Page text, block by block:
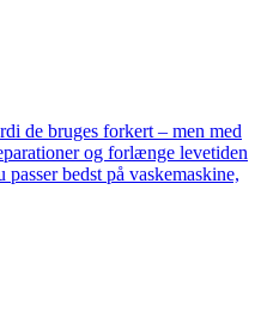
de bruges forkert – men med
og forlænge levetiden
bedst på vaskemaskine,